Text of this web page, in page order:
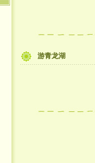
游青龙湖